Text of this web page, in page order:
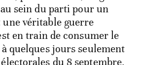
sein du parti pour un
une véritable guerre
en train de consumer le
quelques jours seulement
du 8 septembre,